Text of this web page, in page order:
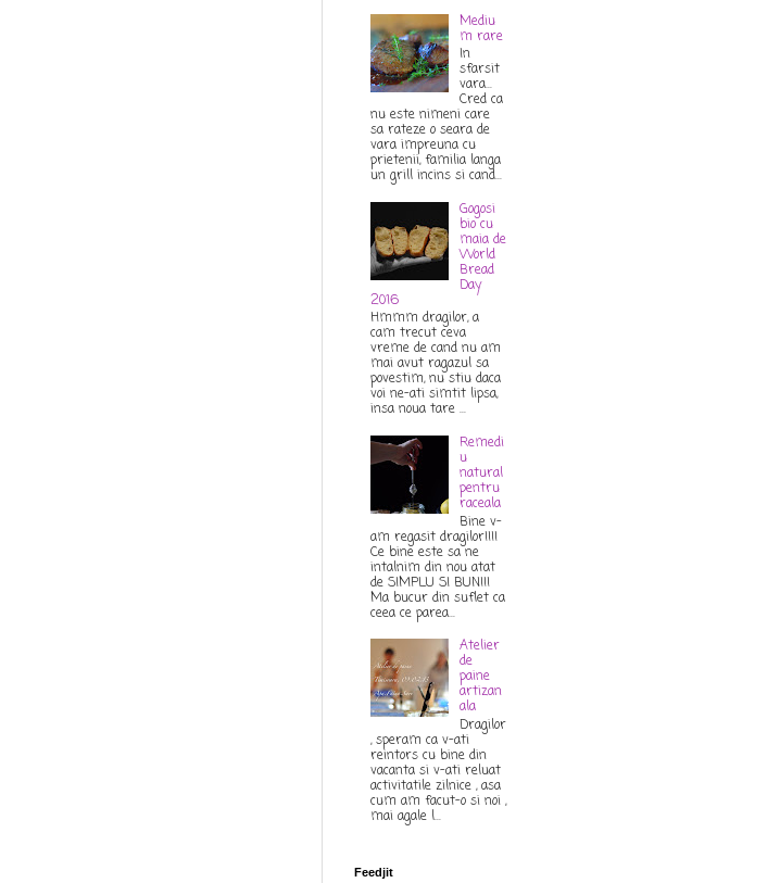
Mediu
m rare
In
sfarsit
vara...
Cred ca
nu este nimeni care
sa rateze o seara de
vara impreuna cu
prietenii, familia langa
un grill incins si cand...
Gogosi
bio cu
maia de
World
Bread
Day
2016
Hmmm dragilor, a
cam trecut ceva
vreme de cand nu am
mai avut ragazul sa
povestim, nu stiu daca
voi ne-ati simtit lipsa,
insa noua tare ...
Remedi
u
natural
pentru
raceala
Bine v-
am regasit dragilor!!!!
Ce bine este sa ne
intalnim din nou atat
de SIMPLU SI BUN!!!
Ma bucur din suflet ca
ceea ce parea...
Atelier
de
paine
artizan
ala
Dragilor
, speram ca v-ati
reintors cu bine din
vacanta si v-ati reluat
activitatile zilnice , asa
cum am facut-o si noi ,
mai agale l...
Feedjit